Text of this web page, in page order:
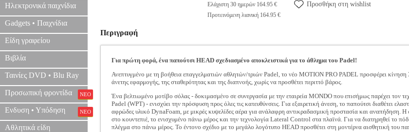
Ηλεκτρονικά παιχνίδια
Gadgets • Παιχνίδια
Είδη γραφείου
Βιβλία
Ταινίες DVD • Blu Ray
Προσωπική φροντίδα ΝΕΟ
Ενδυση • Υπόδηση ΝΕΟ
Αθλητικά είδη
Ελάχιστη 30 ημερών 164.95 €
Προτεινόμενη λιανική 164.95 €
Προσθήκη στη wishlist
Περιγραφή
Για πρώτη φορά, ένα παπούτσι HEAD σχεδιασμένο αποκλειστικά για το άθλημα του Padel!
Ανεπτυγμένο με τη βοήθεια επαγγελματιών αθλητών/τριών Padel, το νέο MOTION PRO PADEL προσφέρει
άνετης εφαρμογής, της σταθερότητας και της διαπνοής, χωρίς να προσθέτει περιττό βάρος.
Ένα βελτιωμένο μοτίβο σόλας - δοκιμασμένο σε συνεργασία με την εταιρεία MONDO που επισήμως παρέχει τον
Padel (WPT) - ενισχύει την πρόσφυση προς όλες τις κατευθύνσεις. Για εξαιρετική άνεση, το παπούτσι διαθέτει
αφρώδες υλικό DynaFoam, με μικρές κυψελίδες αέρα για ανάλαφρη αντικραδασμική προστασία και αναπήδηση.
στο κουντεπιέ, το ενισχυμένο πάνω μέρος και την τεχνολογία Lateral Control στα πλαϊνά. Για να διατηρηθεί το
πλέγμα στο πάνω μέρος. Το έντονο σχέδιο με το μεγάλο λογότυπο HEAD προσθέτει στη μοντέρνα αισθητική του